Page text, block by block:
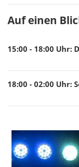
Auf einen
15:00 - 18:00 Uhr:
18:00 - 02:00 Uhr: